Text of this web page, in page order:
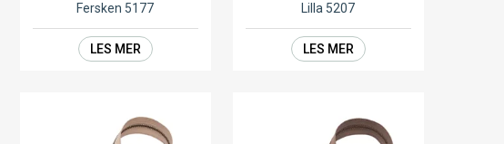
Fersken 5177
LES MER
Lilla 5207
LES MER